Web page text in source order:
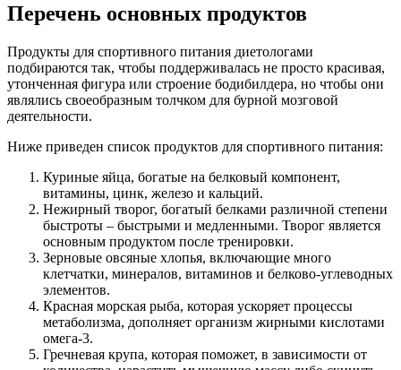
Перечень основных продуктов
Продукты для спортивного питания диетологами
подбираются так, чтобы поддерживалась не просто красивая,
утонченная фигура или строение бодибилдера, но чтобы они
являлись своеобразным толчком для бурной мозговой
деятельности.
Ниже приведен список продуктов для спортивного питания:
Куриные яйца, богатые на белковый компонент,
витамины, цинк, железо и кальций.
Нежирный творог, богатый белками различной степени
быстроты – быстрыми и медленными. Творог является
основным продуктом после тренировки.
Зерновые овсяные хлопья, включающие много
клетчатки, минералов, витаминов и белково-углеводных
элементов.
Красная морская рыба, которая ускоряет процессы
метаболизма, дополняет организм жирными кислотами
омега-3.
Гречневая крупа, которая поможет, в зависимости от